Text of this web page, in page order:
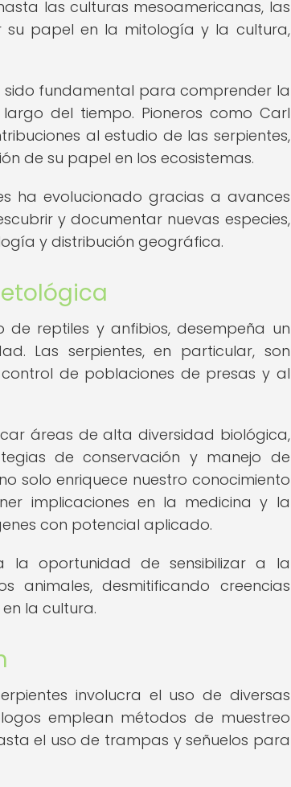
las culturas mesoamericanas, las
su papel en la mitología y la cultura,
sido fundamental para comprender la
del tiempo. Pioneros como Carl
al estudio de las serpientes,
de su papel en los ecosistemas.
ha evolucionado gracias a avances
y documentar nuevas especies,
y distribución geográfica.
reptiles y anfibios, desempeña un
Las serpientes, en particular, son
de poblaciones de presas y al
áreas de alta diversidad biológica,
de conservación y manejo de
solo enriquece nuestro conocimiento
implicaciones en la medicina y la
con potencial aplicado.
la oportunidad de sensibilizar a la
animales, desmitificando creencias
la cultura.
involucra el uso de diversas
emplean métodos de muestreo
el uso de trampas y señuelos para